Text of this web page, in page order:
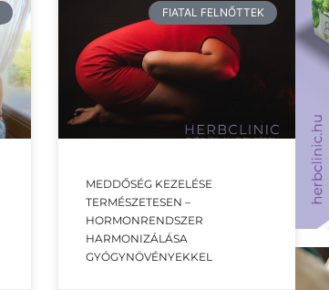
FIATAL FELNŐTTEK
MEDDŐSÉG KEZELÉSE
TERMÉSZETESEN –
HORMONRENDSZER
HARMONIZÁLÁSA
GYÓGYNÖVÉNYEKKEL